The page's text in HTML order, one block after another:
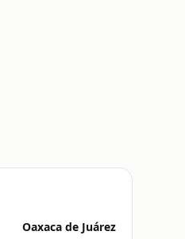
Oaxaca de Juárez